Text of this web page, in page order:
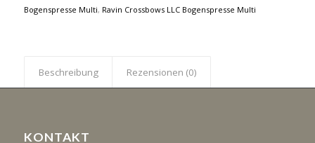
Bogenspresse Multi, Ravin Crossbows LLC Bogenspresse Multi
Beschreibung Rezensionen (0)
KONTAKT